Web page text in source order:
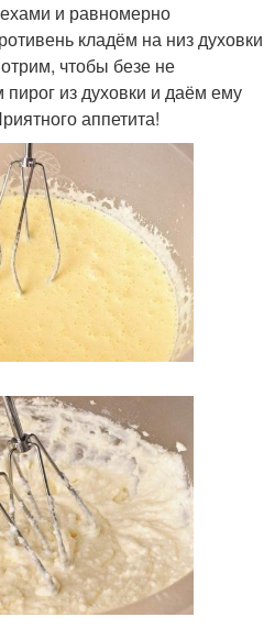
и равномерно
кладём на низ духовки
чтобы безе не
из духовки и даём ему
аппетита!